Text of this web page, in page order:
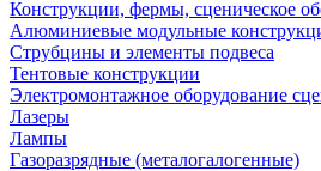
Конструкции, фермы, сценическое
Алюминиевые модульные
Струбцины и элементы подвеса
Тентовые конструкции
Электромонтажное оборудование
Лазеры
Лампы
Газоразрядные (металогалогенные)